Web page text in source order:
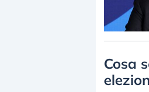
Cosa